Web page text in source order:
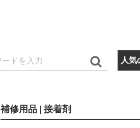
人気
補修用品 | 接着剤